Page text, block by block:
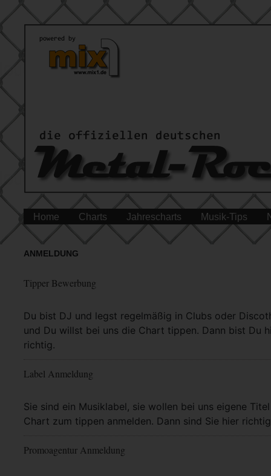
Home Charts Jahrescharts Musik-Tips
ANMELDUNG
Tipper Bewerbung
Du bist DJ und legst regelmäßig in Clubs oder
und Du willst bei uns die Chart tippen. Dann bist Du
richtig.
Mehr Info
Label Anmeldung
Sie sind ein Musiklabel, sie wollen bei uns eigene
Chart zum tippen anmelden. Dann sind Sie hier
Mehr Info
Promoagentur Anmeldung
Mehr Info